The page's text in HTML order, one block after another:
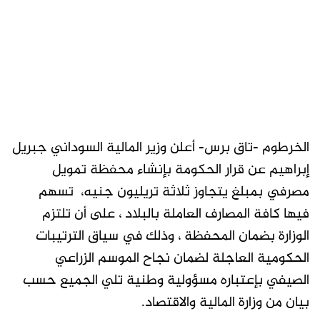
الخرطوم -تاق برس- أعلن وزير المالية السوداني جبريل
إبراهيم عن قرار الحكومة بإنشاء محفظة تمويل
مصرفي بمبلغ يتجاوز ثلاثة تريليون جنيه، تسهم
فيها كافة المصارف العاملة بالبلاد ، على أن تلتزم
الوزارة بضمان المحفظة ، وذلك في سياق الترتيبات
الحكومية العاجلة لضمان نجاح الموسم الزراعي
الصيفي بإعتباره مسؤولية وطنية تلي الجميع حسب
بيان من وزارة المالية والاقتصاد.